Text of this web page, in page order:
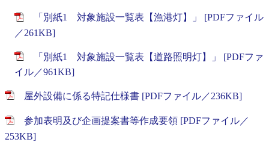
「別紙1 対象施設一覧表【漁港灯】」 [PDFファイル
／261KB]
「別紙1 対象施設一覧表【道路照明灯】」 [PDFファ
イル／961KB]
屋外設備に係る特記仕様書 [PDFファイル／236KB]
参加表明及び企画提案書等作成要領 [PDFファイル／
253KB]